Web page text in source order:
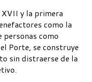
y la primera
como la
personas como
Porte, se construye
sin distraerse de la